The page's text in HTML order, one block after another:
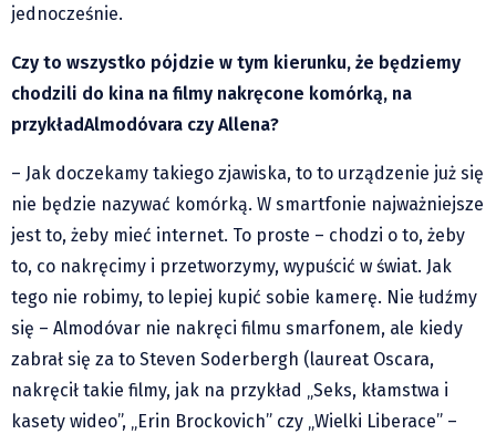
Czytelnicy piszą
Obiektyw Głosu
Fotoreportaże
Głos Brandysa
YouTube glos.live
Głos News
Mrózek i Maćkowiak
PODCAST "GŁOS MAMY"
STREFA PREMIUM
jednocześnie.
Czy to wszystko pójdzie w tym kierunku, że będziemy
chodzili do kina na filmy nakręcone komórką, na
przykładAlmodóvara czy Allena?
– Jak doczekamy takiego zjawiska, to to urządzenie już się
nie będzie nazywać komórką. W smartfonie najważniejsze
jest to, żeby mieć internet. To proste – chodzi o to, żeby
to, co nakręcimy i przetworzymy, wypuścić w świat. Jak
tego nie robimy, to lepiej kupić sobie kamerę. Nie łudźmy
się – Almodóvar nie nakręci filmu smarfonem, ale kiedy
zabrał się za to Steven Soderbergh (laureat Oscara,
nakręcił takie filmy, jak na przykład „Seks, kłamstwa i
kasety wideo”, „Erin Brockovich” czy „Wielki Liberace” –